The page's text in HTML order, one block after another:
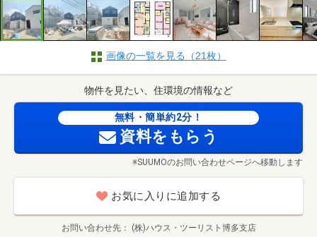
画像の一覧を見る（21枚）
物件を見たい、住環境の情報など
無料・簡単約2分！
資料をもらう
※SUUMOのお問い合わせページへ移動します
お気に入りに追加する
お問い合わせ先 (株)ハウス・ツーリスト博多支店